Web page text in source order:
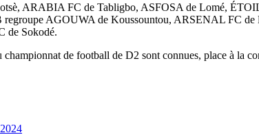
ARABIA FC de Tabligbo, ASFOSA de Lomé,
regroupe AGOUWA de Koussountou, ARSENAL
de Sokodé.
de football de D2 sont connues, place à la